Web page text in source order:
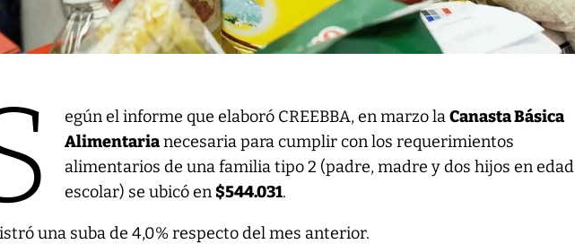
egún el informe que elaboró CREEBBA, en marzo laCanasta Básica
Alimentarianecesaria para cumplir con los requerimientos
alimentarios de una familia tipo 2 (padre, madre y dos hijos en edad
escolar) se ubicó en$544.031.
una suba de 4,0% respecto del mes anterior.